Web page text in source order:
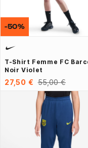
T-Shirt Femme FC
Noir Violet
27,50 € 55,00 €
-50%